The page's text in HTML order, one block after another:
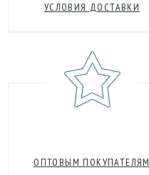
УСЛОВИЯ ДОСТАВКИ
ОПТОВЫМ ПОКУПАТЕЛЯМ